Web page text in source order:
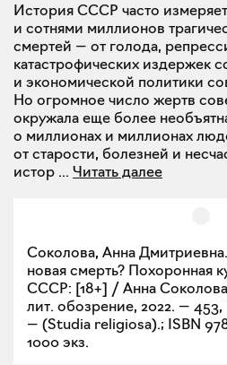
История СССР часто
и сотнями миллионов
смертей — от голода,
катастрофических издержек
и экономической политики
Но огромное число жертв
окружала еще более
о миллионах и миллионах
от старости, болезней и
истор ... Читать далее
Соколова, Анна
новая смерть? Похоронная
СССР: [18+] / Анна
лит. обозрение, 2022. — 453,
— (Studia religiosa).; ISBN
1000 экз.